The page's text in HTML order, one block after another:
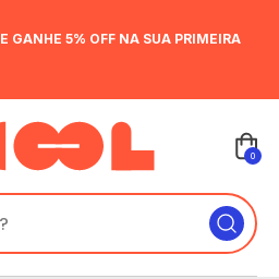
E GANHE 5% OFF NA SUA PRIMEIRA
0